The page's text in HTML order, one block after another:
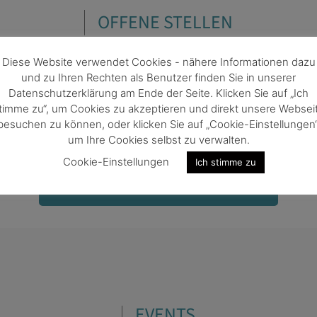
OFFENE STELLEN
Life Science Community ist auch ein sehr lebendiger
bieten sich zahlreiche und ganz
geht es zu den offenen Jobs bei Fraunhofer Austria
Diese Website verwendet Cookies - nähere Informationen dazu
und zu Ihren Rechten als Benutzer finden Sie in unserer
Datenschutzerklärung am Ende der Seite. Klicken Sie auf „Ich
zu“, um Cookies zu akzeptieren und direkt unsere
zu können, oder klicken Sie auf „Cookie-
um Ihre Cookies selbst zu verwalten.
Cookie-Einstellungen
Ich stimme zu